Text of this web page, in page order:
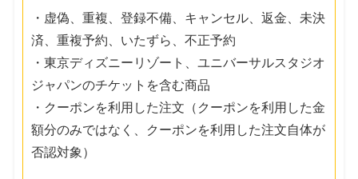
・虚偽、重複、登録不備、キャンセル、返金、未決
済、重複予約、いたずら、不正予約
・東京ディズニーリゾート、ユニバーサルスタジオ
ジャパンのチケットを含む商品
・クーポンを利用した注文（クーポンを利用した金
額分のみではなく、クーポンを利用した注文自体が
否認対象）